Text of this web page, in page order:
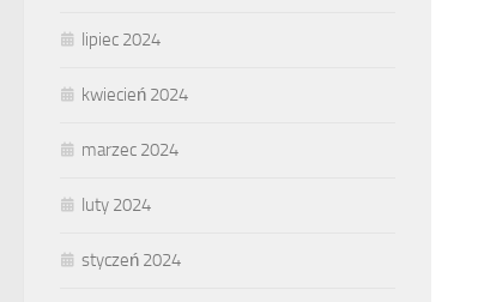
lipiec 2024
kwiecień 2024
marzec 2024
luty 2024
styczeń 2024